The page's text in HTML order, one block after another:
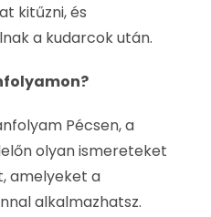
kitűzni, és
a kudarcok után.
Pécsen, a
olyan ismereteket
amelyeket a
alkalmazhatsz.